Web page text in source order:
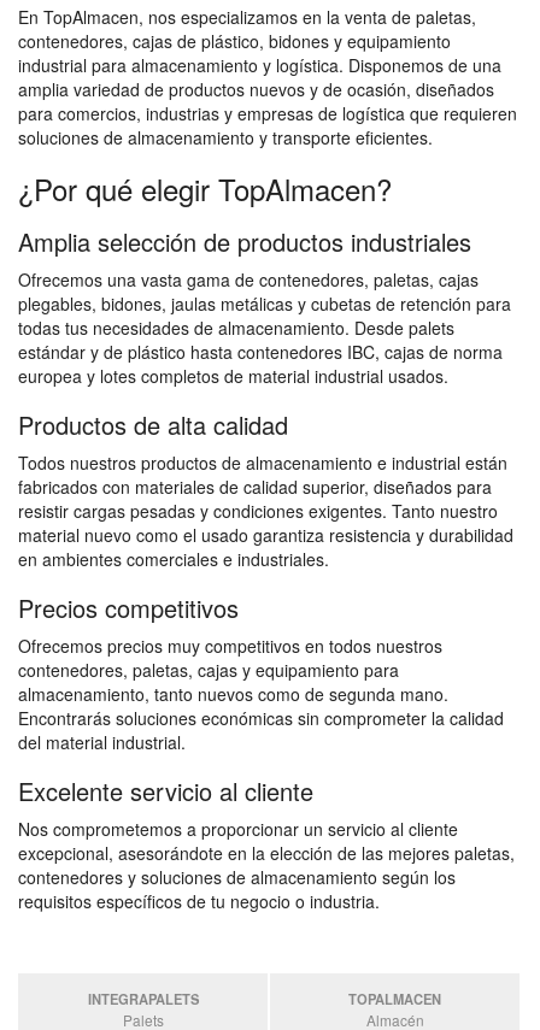
En TopAlmacen, nos especializamos en la venta de paletas,
contenedores, cajas de plástico, bidones y equipamiento
industrial para almacenamiento y logística. Disponemos de una
amplia variedad de productos nuevos y de ocasión, diseñados
para comercios, industrias y empresas de logística que requieren
soluciones de almacenamiento y transporte eficientes.
¿Por qué elegir TopAlmacen?
Amplia selección de productos industriales
Ofrecemos una vasta gama de contenedores, paletas, cajas
plegables, bidones, jaulas metálicas y cubetas de retención para
todas tus necesidades de almacenamiento. Desde palets
estándar y de plástico hasta contenedores IBC, cajas de norma
europea y lotes completos de material industrial usados.
Productos de alta calidad
Todos nuestros productos de almacenamiento e industrial están
fabricados con materiales de calidad superior, diseñados para
resistir cargas pesadas y condiciones exigentes. Tanto nuestro
material nuevo como el usado garantiza resistencia y durabilidad
en ambientes comerciales e industriales.
Precios competitivos
Ofrecemos precios muy competitivos en todos nuestros
contenedores, paletas, cajas y equipamiento para
almacenamiento, tanto nuevos como de segunda mano.
Encontrarás soluciones económicas sin comprometer la calidad
del material industrial.
Excelente servicio al cliente
Nos comprometemos a proporcionar un servicio al cliente
excepcional, asesorándote en la elección de las mejores paletas,
contenedores y soluciones de almacenamiento según los
requisitos específicos de tu negocio o industria.
INTEGRAPALETS
Palets
TOPALMACEN
Almacén